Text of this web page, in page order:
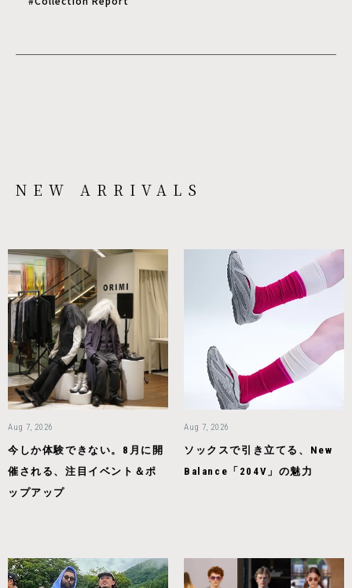
NEW ARRIVALS
Aug 7, 2026
今しか体験できない。8月に開
催される、注目イベント＆ポ
ップアップ
Aug 7, 2026
ソックスで引き立てる、New
Balance「204V」の魅力